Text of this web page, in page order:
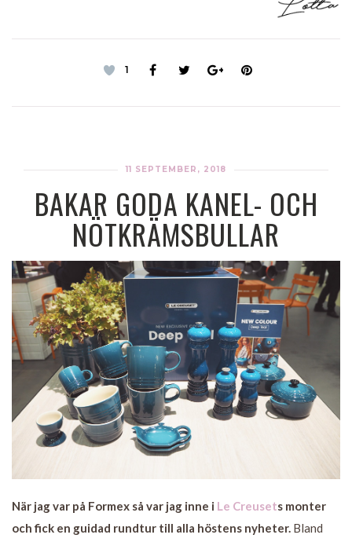
1
11 SEPTEMBER, 2018
BAKAR GODA KANEL- OCH
NÖTKRÄMSBULLAR
När jag var på Formex så var jag inne i Le Creusets monter
och fick en guidad rundtur till alla höstens nyheter. Bland